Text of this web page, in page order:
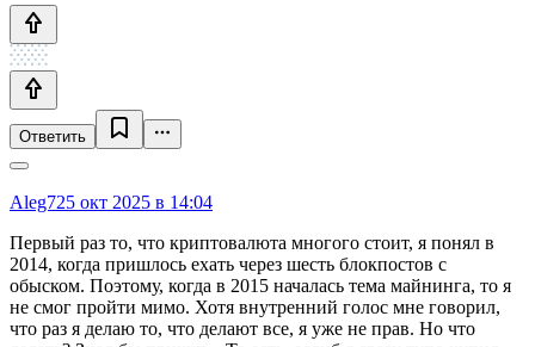
Ответить
Aleg725 окт 2025 в 14:04
Первый раз то, что криптовалюта многого стоит, я понял в
2014, когда пришлось ехать через шесть блокпостов с
обыском. Поэтому, когда в 2015 началась тема майнинга, то я
не смог пройти мимо. Хотя внутренний голос мне говорил,
что раз я делаю то, что делают все, я уже не прав. Но что